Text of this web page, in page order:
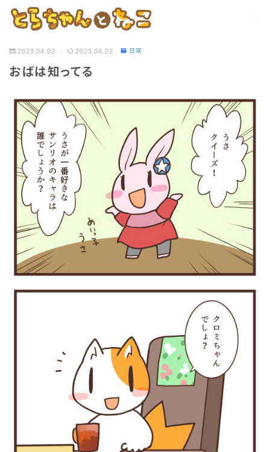
2023.04.02 2023.04.02 日常
おばは知ってる